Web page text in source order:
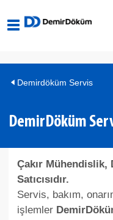
Demirdöküm Servis
DemirDöküm
Çakır Mühendislik,
Satıcısıdır.
Servis, bakım,
işlemler